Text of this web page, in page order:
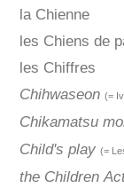
la Chienne
les Chiens de
les Chiffres
Chihwaseon (=
Chikamatsu
Child's play (=
the Children